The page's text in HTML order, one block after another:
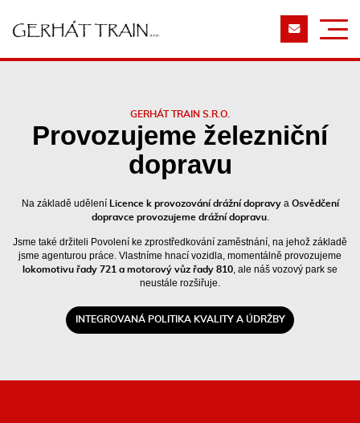
GERHÁT TRAIN S.R.O.
Provozujeme železniční
dopravu
Na základě udělení Licence k provozování drážní dopravya Osvědčení
dopravce provozujeme drážní dopravu.
Jsme také držiteli Povolení ke zprostředkování zaměstnání, na jehož základě
jsme agenturou práce. Vlastníme hnací vozidla, momentálně provozujeme
lokomotivu řady 721 a motorový vůz řady 810, ale náš vozový park se
neustále rozšiřuje.
INTEGROVANÁ POLITIKA KVALITY A ÚDRŽBY